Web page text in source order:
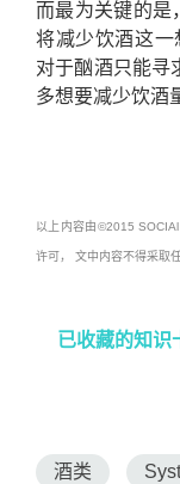
而最为关键的是
将减少饮酒这一
对于酗酒只能寻
多想要减少饮酒
以上内容由©2015
许可， 文中内容不得采取
已收藏的知识
酒类